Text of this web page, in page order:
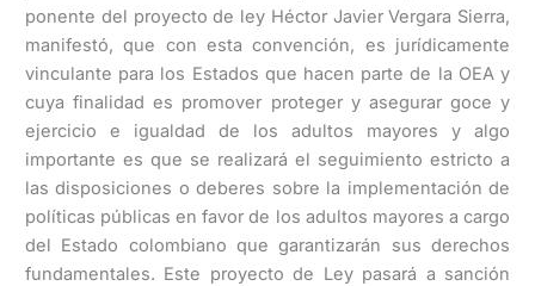
ponente del proyecto de ley Héctor Javier Vergara Sierra,
manifestó, que con esta convención, es jurídicamente
vinculante para los Estados que hacen parte de la OEA y
cuya finalidad es promover proteger y asegurar goce y
ejercicio e igualdad de los adultos mayores y algo
importante es que se realizará el seguimiento estricto a
las disposiciones o deberes sobre la implementación de
políticas públicas en favor de los adultos mayores a cargo
del Estado colombiano que garantizarán sus derechos
fundamentales. Este proyecto de Ley pasará a sanción